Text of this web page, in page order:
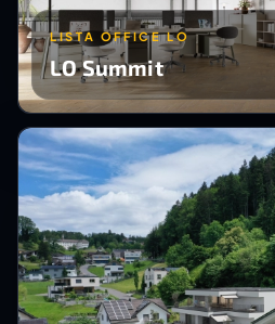
LISTA OFFICE LO
LO Summit